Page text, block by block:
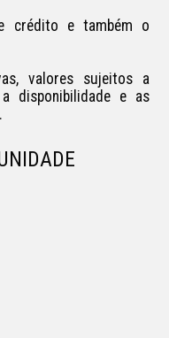
crédito e também o
valores sujeitos a
disponibilidade e as